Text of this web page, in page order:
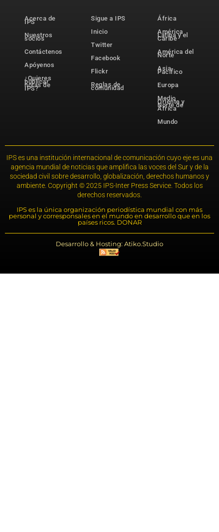
Acerca de
IPS
Nuestros
socios
Contáctenos
Apóyenos
¿Quieres
publicar
notas de
IPS?
Sigue a IPS
Inicio
Twitter
Facebook
Flickr
Reglas de
comunidad
África
América
Latina y el
Caribe
América del
Norte
Asia-
Pacífico
Europa
Medio
Oriente y
Norte de
África
Mundo
IPS es una institución internacional de comunicación cuyo eje es una
agencia mundial de noticias que amplifica las voces del Sur y de la
sociedad civil sobre desarrollo, globalización, derechos humanos y
ambiente. Copyright © 2025 IPS-Inter Press Service. Todos los
derechos reservados.
IPS es la única organización periodística mundial con más
personal y corresponsales en el mundo en desarrollo que en los
países ricos. DONAR
Desarrollo & Hosting: Atiko.Studio